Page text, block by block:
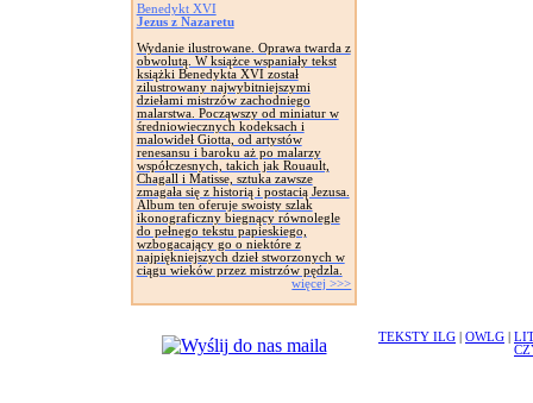
Benedykt XVI
Jezus z Nazaretu
Wydanie ilustrowane. Oprawa twarda z
obwolutą. W książce wspaniały tekst
książki Benedykta XVI został
zilustrowany najwybitniejszymi
dziełami mistrzów zachodniego
malarstwa. Począwszy od miniatur w
średniowiecznych kodeksach i
malowideł Giotta, od artystów
renesansu i baroku aż po malarzy
współczesnych, takich jak Rouault,
Chagall i Matisse, sztuka zawsze
zmagała się z historią i postacią Jezusa.
Album ten oferuje swoisty szlak
ikonograficzny biegnący równolegle
do pełnego tekstu papieskiego,
wzbogacający go o niektóre z
najpiękniejszych dzieł stworzonych w
ciągu wieków przez mistrzów pędzla.
więcej >>>
TEKSTY ILG OWLG